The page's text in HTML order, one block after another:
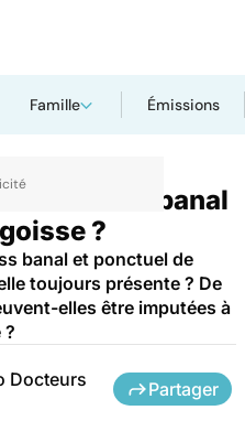
Famille Émissions
un stress banal
?
banal et ponctuel de
toujours présente ? De
elles être imputées à
?
Docteurs Partager